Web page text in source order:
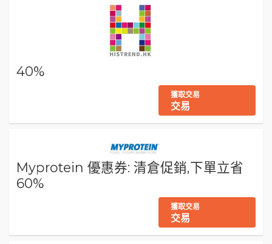
40%
獲取交易
交易
Myprotein 優惠券: 清倉促銷,下單立省
60%
獲取交易
交易